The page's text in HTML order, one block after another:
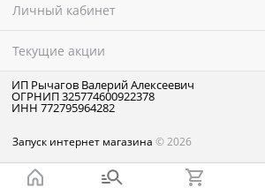
Личный кабинет
Текущие акции
ИП Рычагов Валерий Алексеевич
ОГРНИП 325774600922378
ИНН 772795964282
Запуск интернет магазина © 2026